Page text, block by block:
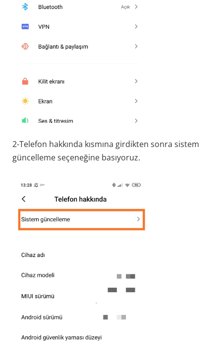
2-Telefon hakkında kısmına girdikten sonra sistem
güncelleme seçeneğine basıyoruz.